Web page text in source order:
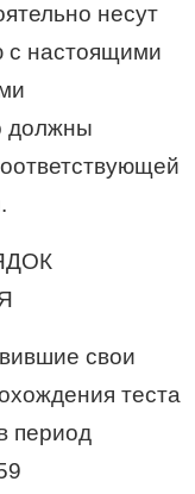
несут
с настоящими
должны
свои
теста
период